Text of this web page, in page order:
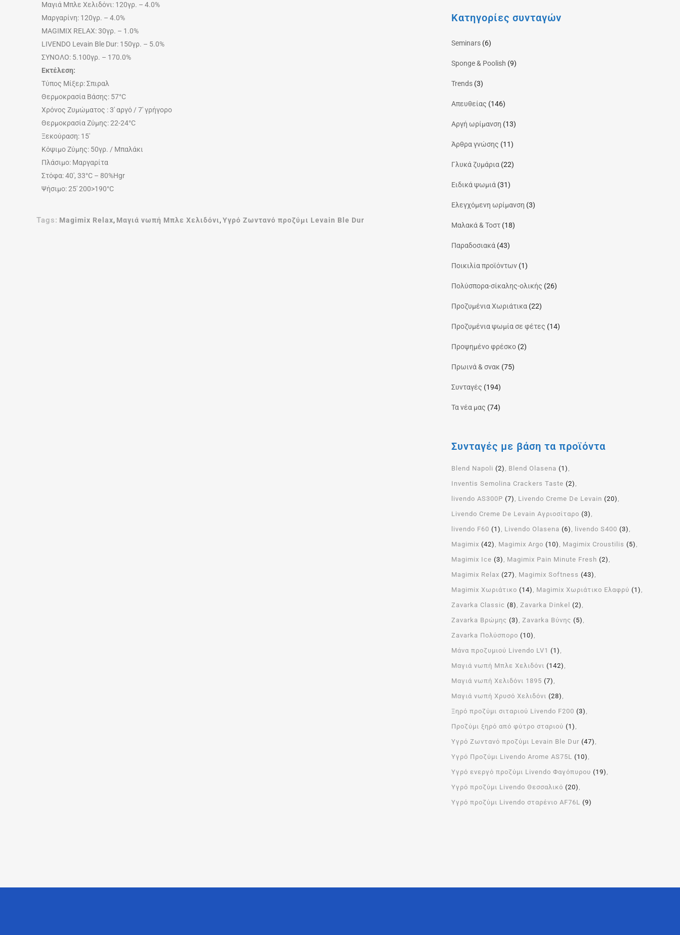
Μαγιά Μπλε Χελιδόνι: 120γρ. – 4.0%
Μαργαρίνη: 120γρ. – 4.0%
MAGIMIX RELAX: 30γρ. – 1.0%
LIVENDO Levain Ble Dur: 150γρ. – 5.0%
ΣΥΝΟΛΟ: 5.100γρ. – 170.0%
Εκτέλεση:
Τύπος Μίξερ: Σπιραλ
Θερμοκρασία Βάσης: 57°C
Χρόνος Ζυμώματος : 3′ αργό / 7′ γρήγορο
Θερμοκρασία Ζύμης: 22-24°C
Ξεκούραση: 15′
Κόψιμο Ζύμης: 50γρ. / Μπαλάκι
Πλάσιμο: Μαργαρίτα
Στόφα: 40′, 33°C – 80%Ηgr
Ψήσιμο: 25′ 200>190°C
Tags: Magimix Relax, Μαγιά νωπή Μπλε Χελιδόνι, Υγρό Ζωντανό προζύμι Levain Ble Dur
Κατηγορίες συνταγών
Seminars(6)
Sponge & Poolish (9)
Trends(3)
Απευθείας (146)
Αργή ωρίμανση (13)
Άρθρα γνώσης (11)
Γλυκά ζυμάρια (22)
Ειδικά ψωμιά (31)
Ελεγχόμενη ωρίμανση (3)
Μαλακά & Τοστ(18)
Παραδοσιακά (43)
Ποικιλία προϊόντων(1)
Πολύσπορα-σίκαλης-ολικής (26)
Προζυμένια Χωριάτικα (22)
Προζυμένια ψωμία σε φέτες (14)
Προψημένο φρέσκο(2)
Πρωινά & σνακ (75)
Συνταγές (194)
Τα νέα μας (74)
Συνταγές με βάση τα προϊόντα
Blend Napoli (2) Blend Olasena (1)
Inventis Semolina Crackers Taste (2)
livendo AS300P (7) Livendo Creme De Levain (20)
Livendo Creme De Levain Αγριοσίταρο (3)
livendo F60 (1) Livendo Olasena (6) livendo S400 (3)
Magimix (42) Magimix Argo (10) Magimix Croustilis (5)
Magimix Ice (3) Magimix Pain Minute Fresh (2)
Magimix Relax (27) Magimix Softness (43)
Magimix Χωριάτικο (14) Magimix Χωριάτικο Ελαφρύ (1)
Zavarka Classic (8) Zavarka Dinkel (2)
Zavarka Βρώμης (3) Zavarka Βύνης (5)
Zavarka Πολύσπορο (10)
Μάνα προζυμιού Livendo LV1 (1)
Μαγιά νωπή Μπλε Χελιδόνι (142)
Μαγιά νωπή Χελιδόνι 1895 (7)
Μαγιά νωπή Χρυσό Χελιδόνι (28)
Ξηρό προζύμι σιταριού Livendo F200 (3)
Προζύμι ξηρό από φύτρο σταριού (1)
Υγρό Ζωντανό προζύμι Levain Ble Dur (47)
Υγρό Προζύμι Livendo Arome ΑS75L (10)
Υγρό ενεργό προζύμι Livendo Φαγόπυρου (19)
Υγρό προζύμι Livendo Θεσσαλικό (20)
Υγρό προζύμι Livendo σταρένιο AF76L (9)